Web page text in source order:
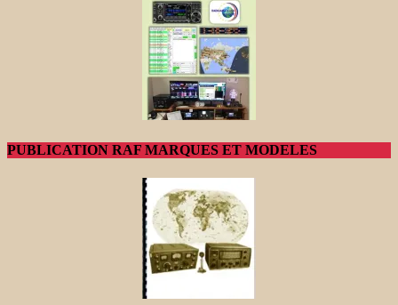
PUBLICATION RAF MARQUES ET MODELES